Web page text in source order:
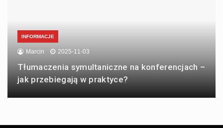
INFORMACJE
Marcin 2025-11-03
Tłumaczenia symultaniczne na konferencjach –
jak przebiegają w praktyce?